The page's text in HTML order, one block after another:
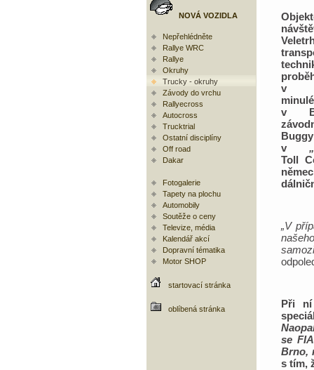
NOVÁ VOZIDLA
Nepřehlédněte
Rallye WRC
Rallye
Okruhy
Trucky - okruhy
Závody do vrchu
Rallyecross
Autocross
Trucktrial
Ostatní disciplíny
Off road
Dakar
Fotogalerie
Tapety na plochu
Automobily
Soutěže o ceny
Televize, média
Kalendář akcí
Dopravní tématika
Motor SHOP
startovací stránka
oblíbená stránka
v
v
v
Toll
„V
Při ní
se
Brno,
s tím,